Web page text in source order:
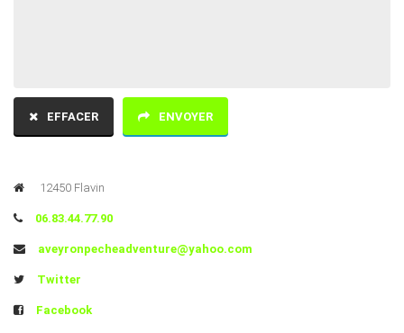
EFFACER ENVOYER
12450 Flavin
06.83.44.77.90
aveyronpecheadventure@yahoo.com
Twitter
Facebook